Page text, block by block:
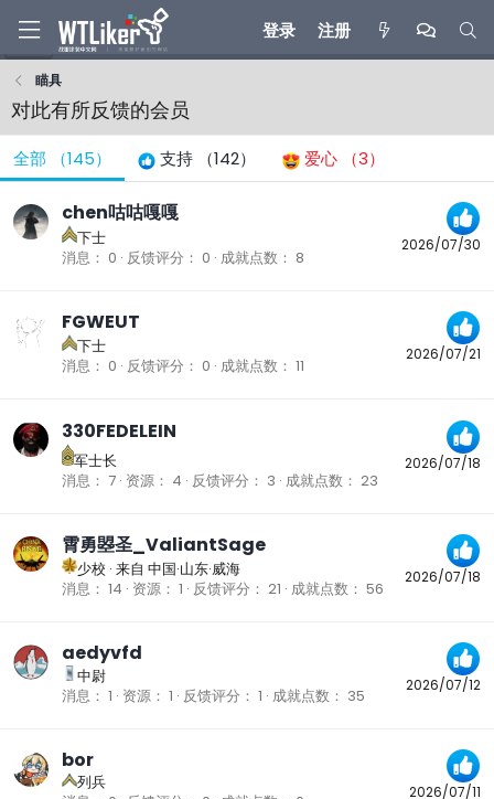
登录 注册
瞄具
对此有所反馈的会员
全部 （145） 支持 （142） 爱心 （3）
2026/07/30
chen咕咕嘎嘎
下士
消息
0 反馈评分 0 成就点数 8
2026/07/21
FGWEUT
下士
消息
0 反馈评分 0 成就点数 11
2026/07/18
330FEDELEIN
军士长
消息
7 资源 4 反馈评分 3 成就点数 23
2026/07/18
霄勇曌圣_ValiantSage
少校 · 来自 中国·山东·威海
消息
14 资源 1 反馈评分 21 成就点数 56
2026/07/12
aedyvfd
中尉
消息
1 资源 1 反馈评分 1 成就点数 35
2026/07/11
bor
列兵